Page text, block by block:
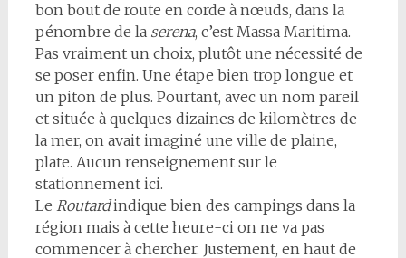
bon bout de route en corde à nœuds, dans la
pénombre de la serena, c’est Massa Maritima.
Pas vraiment un choix, plutôt une nécessité de
se poser enfin. Une étape bien trop longue et
un piton de plus. Pourtant, avec un nom pareil
et située à quelques dizaines de kilomètres de
la mer, on avait imaginé une ville de plaine,
plate. Aucun renseignement sur le
stationnement ici.
Le Routardindique bien des campings dans la
région mais à cette heure-ci on ne va pas
commencer à chercher. Justement, en haut de